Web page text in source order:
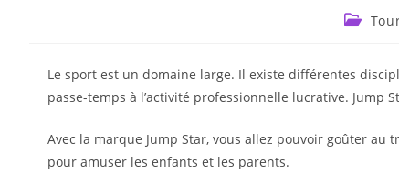
Le sport est un domaine large. Il existe différentes
passe-temps à l’activité professionnelle lucrative. Jump
Avec la marque Jump Star, vous allez pouvoir goûter
pour amuser les enfants et les parents.